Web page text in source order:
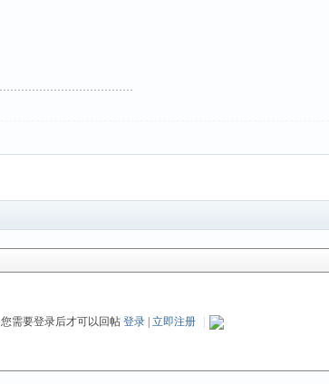
您需要登录后才可以回帖 登录 立即注册